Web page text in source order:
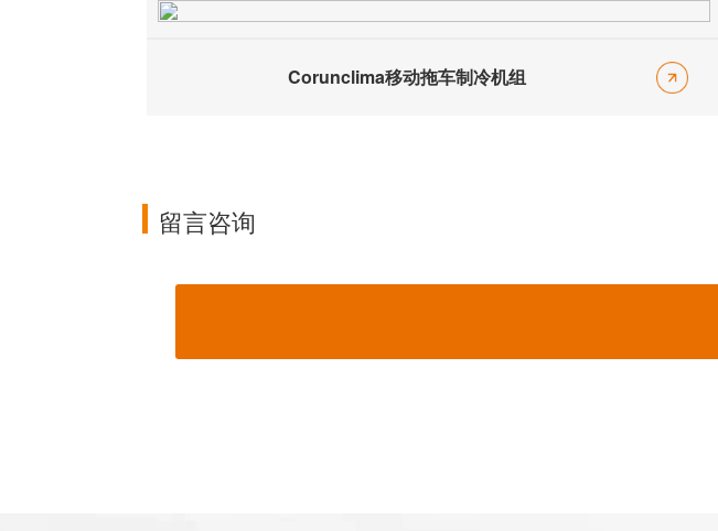
Corunclima移动拖车制冷机组
留言咨询